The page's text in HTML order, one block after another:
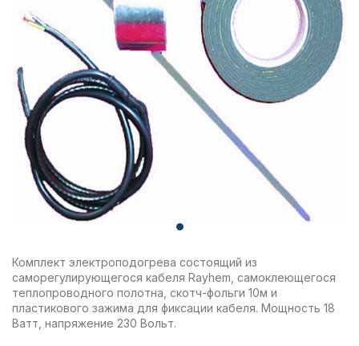
Комплект электроподогрева состоящий из
саморегулирующегося кабеля Rayhem, самоклеющегося
теплопроводного полотна, скотч-фольги 10м и
пластикового зажима для фиксации кабеля. Мощность 18
Ватт, напряжение 230 Вольт.